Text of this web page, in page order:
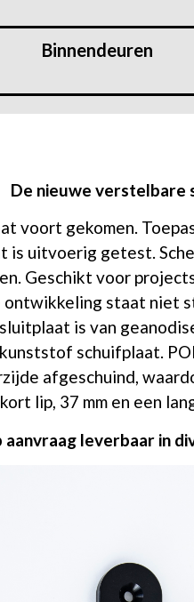
Binnendeuren
De nieuwe verstelbare
voort gekomen.
uitvoerig getest.
Geschikt voor
staat niet
is van
schuifplaat.
afgeschuind,
lip, 37 mm en een
aanvraag leverbaar in